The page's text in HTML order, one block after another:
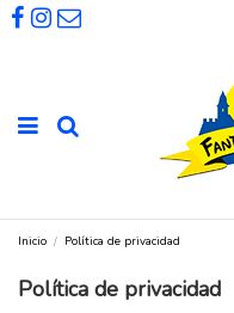
Inicio Política de privacidad
Política de privacidad